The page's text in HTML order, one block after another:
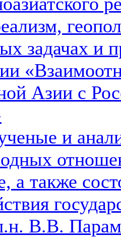
задачах и
Азии с
и
а также
В.В.